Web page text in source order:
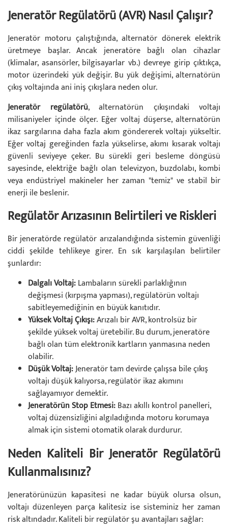
Jeneratör Regülatörü (AVR) Nasıl Çalışır?
Jeneratör motoru çalıştığında, alternatör dönerek elektrik
üretmeye başlar. Ancak jeneratöre bağlı olan cihazlar
(klimalar, asansörler, bilgisayarlar vb.) devreye girip çıktıkça,
motor üzerindeki yük değişir. Bu yük değişimi, alternatörün
çıkış voltajında ani iniş çıkışlara neden olur.
Jeneratör regülatörü, alternatörün çıkışındaki voltajı
milisaniyeler içinde ölçer. Eğer voltaj düşerse, alternatörün
ikaz sargılarına daha fazla akım göndererek voltajı yükseltir.
Eğer voltaj gereğinden fazla yükselirse, akımı kısarak voltajı
güvenli seviyeye çeker. Bu sürekli geri besleme döngüsü
sayesinde, elektriğe bağlı olan televizyon, buzdolabı, kombi
veya endüstriyel makineler her zaman "temiz" ve stabil bir
enerji ile beslenir.
Regülatör Arızasının Belirtileri ve Riskleri
Bir jeneratörde regülatör arızalandığında sistemin güvenliği
ciddi şekilde tehlikeye girer. En sık karşılaşılan belirtiler
şunlardır:
Dalgalı Voltaj:Lambaların sürekli parlaklığının
değişmesi (kırpışma yapması), regülatörün voltajı
sabitleyemediğinin en büyük kanıtıdır.
Yüksek Voltaj Çıkışı:Arızalı bir AVR, kontrolsüz bir
şekilde yüksek voltaj üretebilir. Bu durum, jeneratöre
bağlı olan tüm elektronik kartların yanmasına neden
olabilir.
Düşük Voltaj:Jeneratör tam devirde çalışsa bile çıkış
voltajı düşük kalıyorsa, regülatör ikaz akımını
sağlayamıyor demektir.
Jeneratörün Stop Etmesi:Bazı akıllı kontrol panelleri,
voltaj düzensizliğini algıladığında motoru korumaya
almak için sistemi otomatik olarak durdurur.
Neden Kaliteli Bir Jeneratör Regülatörü
Kullanmalısınız?
Jeneratörünüzün kapasitesi ne kadar büyük olursa olsun,
voltajı düzenleyen parça kalitesiz ise sisteminiz her zaman
risk altındadır. Kaliteli bir regülatör şu avantajları sağlar: